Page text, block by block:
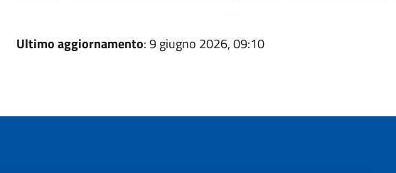
Ultimo aggiornamento: 9 giugno 2026, 09:10